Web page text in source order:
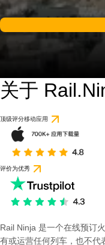
关于
顶级评分移动应用
评价为优秀
Rail Ninja 是一个在线预订
有或运营任何列车，也不代